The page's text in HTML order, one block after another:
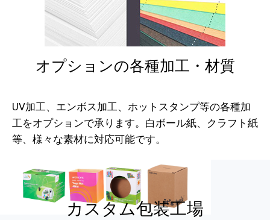
オプションの各種加工・材質
UV加工、エンボス加工、ホットスタンプ等の各種加
工をオプションで承ります。白ボール紙、クラフト紙
等、様々な素材に対応可能です。
カスタム包装工場